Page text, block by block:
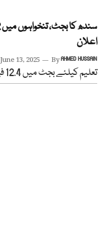
اعلان
June 13, 2025 ByAHMED HUSSAIN
تعلیم کیلئے بجٹ میں 12.4 فیصد کا اضافہ کر دیا گیا